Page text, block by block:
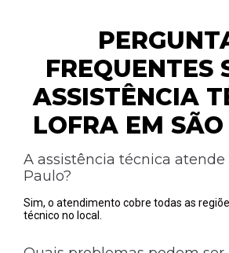
FREQUENTES
ASSISTÊNCIA
LOFRA EM
A assistência técnica atende
Paulo?
Sim, o atendimento cobre todas as
técnico no local.